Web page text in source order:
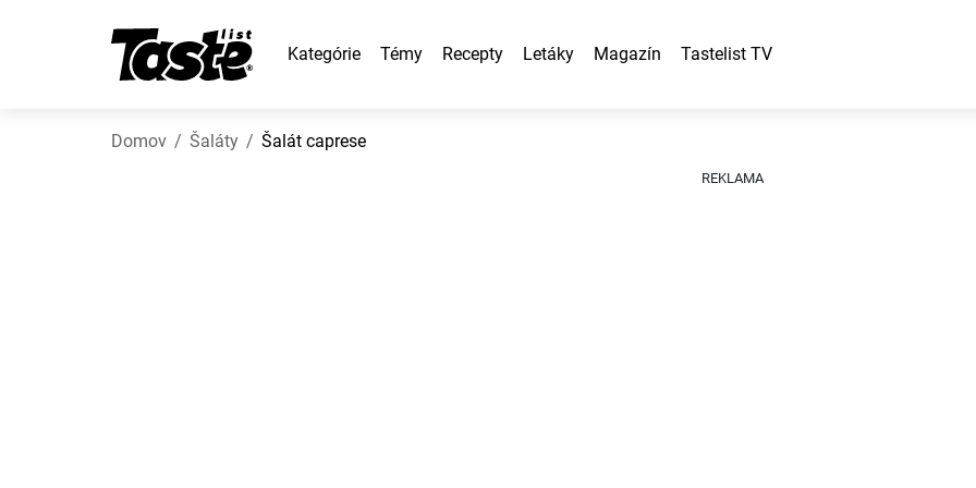
Kategórie Témy Recepty Letáky Magazín Tastelist TV
Domov Šaláty Šalát caprese
REKLAMA